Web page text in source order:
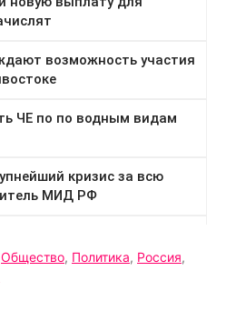
Общество, Политика, Россия,